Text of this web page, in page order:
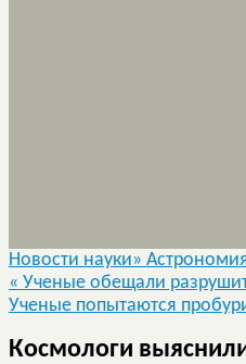
Новости науки»
« Ученые обещали
Ученые попытаются
Космологи